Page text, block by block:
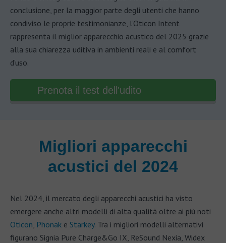
conclusione, per la maggior parte degli utenti che hanno
condiviso le proprie testimonianze, l’Oticon Intent
rappresenta il miglior apparecchio acustico del 2025 grazie
alla sua chiarezza uditiva in ambienti reali e al comfort
d’uso.
Prenota il test dell'udito
Migliori apparecchi
acustici del 2024
Nel 2024, il mercato degli apparecchi acustici ha visto
emergere anche altri modelli di alta qualità oltre ai più noti
Oticon Phonak e Starkey. Tra i migliori modelli alternativi
figurano Signia Pure Charge&Go IX, ReSound Nexia, Widex